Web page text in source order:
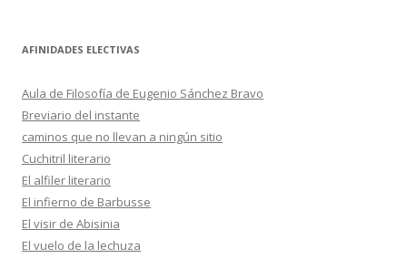
AFINIDADES ELECTIVAS
Aula de Filosofía de Eugenio Sánchez Bravo
Breviario del instante
caminos que no llevan a ningún sitio
Cuchitril literario
El alfiler literario
El infierno de Barbusse
El visir de Abisinia
El vuelo de la lechuza